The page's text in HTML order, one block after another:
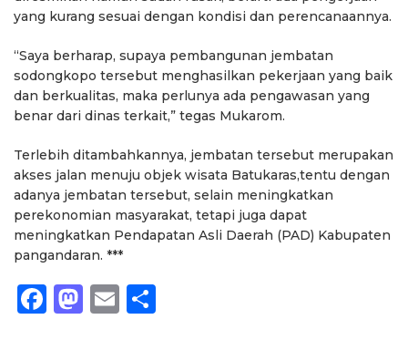
yang kurang sesuai dengan kondisi dan perencanaannya.
“Saya berharap, supaya pembangunan jembatan
sodongkopo tersebut menghasilkan pekerjaan yang baik
dan berkualitas, maka perlunya ada pengawasan yang
benar dari dinas terkait,” tegas Mukarom.
Terlebih ditambahkannya, jembatan tersebut merupakan
akses jalan menuju objek wisata Batukaras,tentu dengan
adanya jembatan tersebut, selain meningkatkan
perekonomian masyarakat, tetapi juga dapat
meningkatkan Pendapatan Asli Daerah (PAD) Kabupaten
pangandaran. ***
Facebook
Mastodon
Email